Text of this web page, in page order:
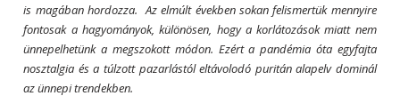
is magában hordozza. Az elmúlt években sokan felismertük mennyire
fontosak a hagyományok, különösen, hogy a korlátozások miatt nem
ünnepelhetünk a megszokott módon. Ezért a pandémia óta egyfajta
nosztalgia és a túlzott pazarlástól eltávolodó puritán alapelv dominál
az ünnepi trendekben.